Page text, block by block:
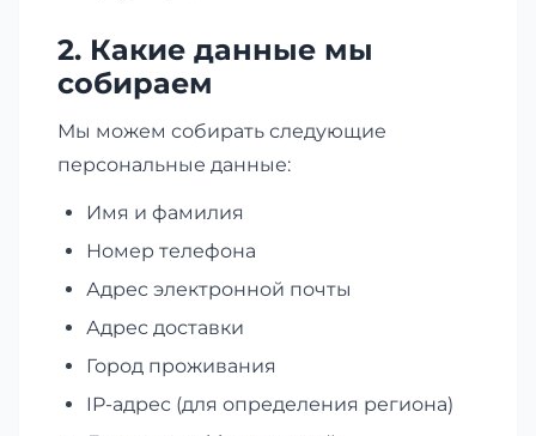
2. Какие данные мы
собираем
Мы можем собирать следующие
персональные данные:
Имя и фамилия
Номер телефона
Адрес электронной почты
Адрес доставки
Город проживания
IP-адрес (для определения региона)